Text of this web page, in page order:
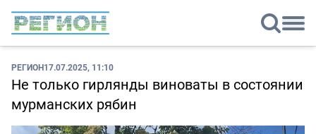
РЕГИОН17.07.2025, 11:10
Не только гирлянды виноваты в состоянии
мурманских рябин